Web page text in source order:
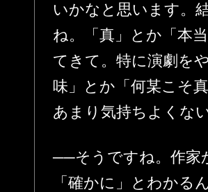
いかなと思います。
ね。「真」とか「本
てきて。特に演劇を
味」とか「何某こそ
あまり気持ちよくな
──そうですね。作家
「確かに」とわかる